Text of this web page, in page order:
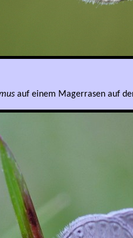
auf einem Magerrasen auf